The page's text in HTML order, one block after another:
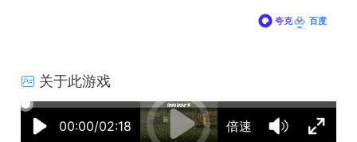
夸克 百度
关于此游戏
00:00/02:18 倍速
50% 75%